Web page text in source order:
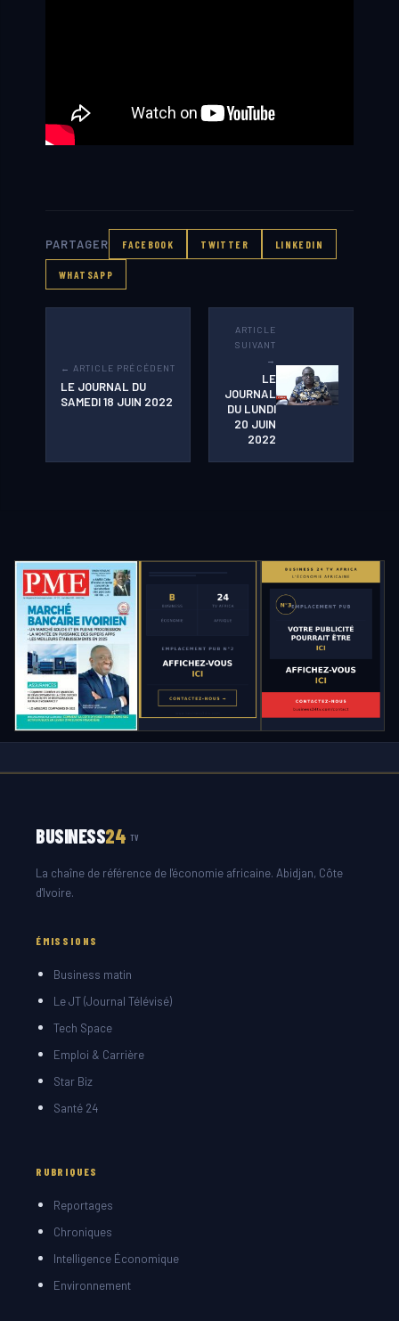
PARTAGER FACEBOOK TWITTER LINKEDIN
WHATSAPP
← ARTICLE PRÉCÉDENT
LE JOURNAL DU
SAMEDI 18 JUIN 2022
ARTICLE
SUIVANT
→
LE
JOURNAL
DU LUNDI
20 JUIN
2022
BUSINESS24 TV
La chaîne de référence de l'économie africaine. Abidjan, Côte
d'Ivoire.
ÉMISSIONS
Business matin
Le JT (Journal Télévisé)
Tech Space
Emploi & Carrière
Star Biz
Santé 24
RUBRIQUES
Reportages
Chroniques
Intelligence Économique
Environnement